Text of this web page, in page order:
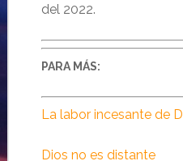
del 2022.
PARA MÁS:
La labor incesante de
Dios no es distante